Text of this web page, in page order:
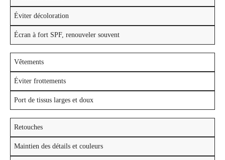
Éviter décoloration
Écran à fort SPF, renouveler souvent
Vêtements
Éviter frottements
Port de tissus larges et doux
Retouches
Maintien des détails et couleurs